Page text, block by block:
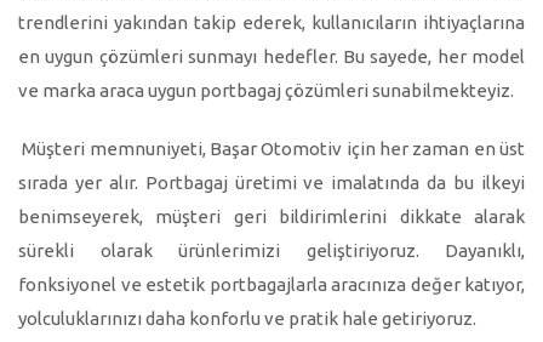
trendlerini yakından takip ederek, kullanıcıların ihtiyaçlarına
en uygun çözümleri sunmayı hedefler. Bu sayede, her model
ve marka araca uygun portbagaj çözümleri sunabilmekteyiz.
Müşteri memnuniyeti, Başar Otomotiv için her zaman en üst
sırada yer alır. Portbagaj üretimi ve imalatında da bu ilkeyi
benimseyerek, müşteri geri bildirimlerini dikkate alarak
sürekli olarak ürünlerimizi geliştiriyoruz. Dayanıklı,
fonksiyonel ve estetik portbagajlarla aracınıza değer katıyor,
yolculuklarınızı daha konforlu ve pratik hale getiriyoruz.